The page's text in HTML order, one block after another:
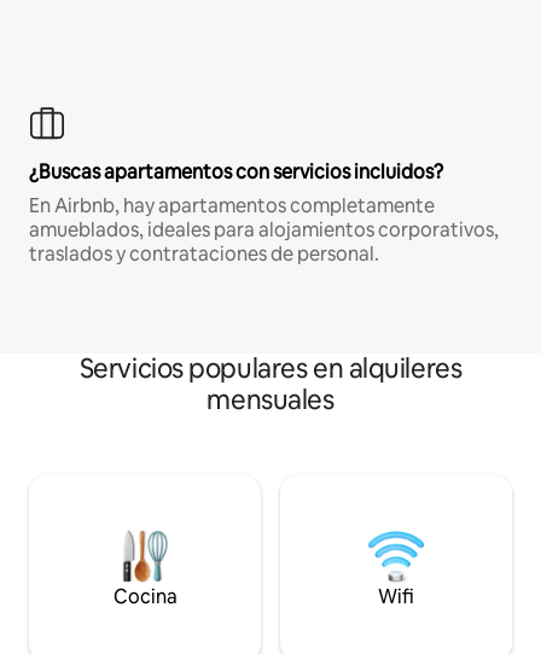
¿Buscas apartamentos con servicios incluidos?
En Airbnb, hay apartamentos completamente
amueblados, ideales para alojamientos corporativos,
traslados y contrataciones de personal.
Servicios populares en alquileres
mensuales
Cocina Wifi